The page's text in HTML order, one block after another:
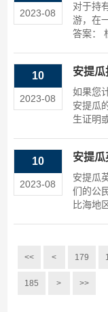
2023-08
对于持
游，在
答案：
10
2023-08
安提
如果您
安提瓜
生证明
10
2023-08
安提
安提瓜
们的公
比海地
<< < 179
185 > >>